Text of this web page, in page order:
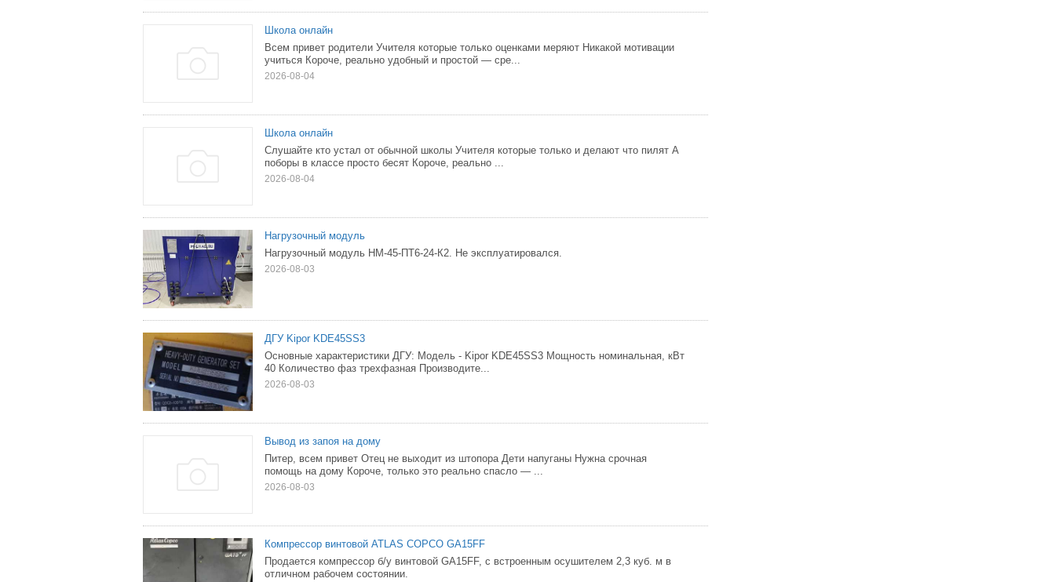
Школа онлайн
Всем привет родители Учителя которые только оценками меряют Никакой мотивации
учиться Короче, реально удобный и простой — сре...
2026-08-04
Школа онлайн
Слушайте кто устал от обычной школы Учителя которые только и делают что пилят А
поборы в классе просто бесят Короче, реально ...
2026-08-04
Нагрузочный модуль
Нагрузочный модуль НМ-45-ПТ6-24-К2. Не эксплуатировался.
2026-08-03
ДГУ Kipor KDE45SS3
Основные характеристики ДГУ: Модель - Kipor KDE45SS3 Мощность номинальная, кВт
40 Количество фаз трехфазная Производите...
2026-08-03
Вывод из запоя на дому
Питер, всем привет Отец не выходит из штопора Дети напуганы Нужна срочная
помощь на дому Короче, только это реально спасло — ...
2026-08-03
Компрессор винтовой ATLAS COPCO GA15FF
Продается компрессор б/у винтовой GA15FF, с встроенным осушителем 2,3 куб. м в
отличном рабочем состоянии.